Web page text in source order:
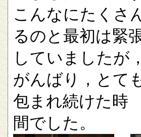
こんなにたくさ
るのと最初は緊
していましたが
がんばり，とて
包まれ続けた時
間でした。